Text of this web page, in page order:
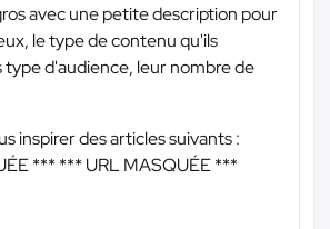
avec une petite description pour
le type de contenu qu'ils
type d'audience, leur nombre de
inspirer des articles suivants :
*** *** URL MASQUÉE ***